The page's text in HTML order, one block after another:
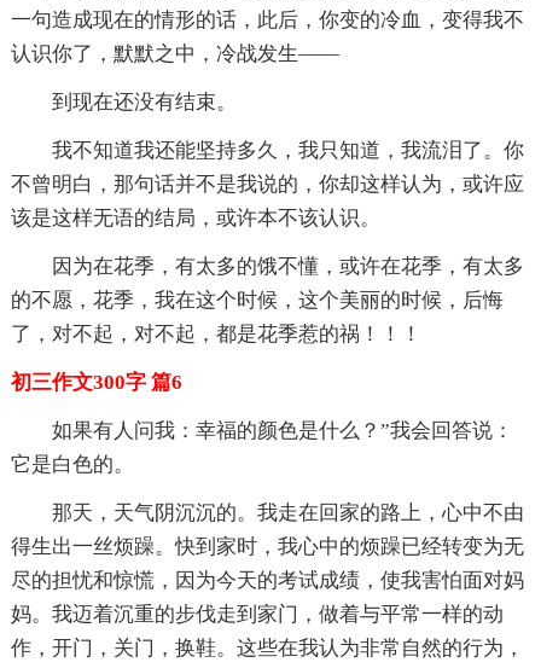
一句造成现在的情形的话，此后，你变的冷血，变得我不
认识你了，默默之中，冷战发生——
到现在还没有结束。
我不知道我还能坚持多久，我只知道，我流泪了。你
不曾明白，那句话并不是我说的，你却这样认为，或许应
该是这样无语的结局，或许本不该认识。
因为在花季，有太多的饿不懂，或许在花季，有太多
的不愿，花季，我在这个时候，这个美丽的时候，后悔
了，对不起，对不起，都是花季惹的祸！！！
初三作文300字 篇6
如果有人问我：幸福的颜色是什么？”我会回答说：
它是白色的。
那天，天气阴沉沉的。我走在回家的路上，心中不由
得生出一丝烦躁。快到家时，我心中的烦躁已经转变为无
尽的担忧和惊慌，因为今天的考试成绩，使我害怕面对妈
妈。我迈着沉重的步伐走到家门，做着与平常一样的动
作，开门，关门，换鞋。这些在我认为非常自然的行为，